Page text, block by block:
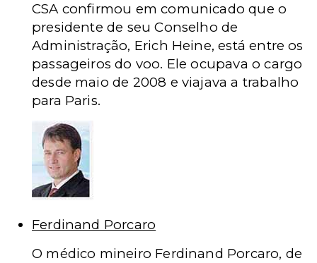
CSA confirmou em comunicado que o
presidente de seu Conselho de
Administração, Erich Heine, está entre os
passageiros do voo. Ele ocupava o cargo
desde maio de 2008 e viajava a trabalho
para Paris.
Ferdinand Porcaro
O médico mineiro Ferdinand Porcaro, de